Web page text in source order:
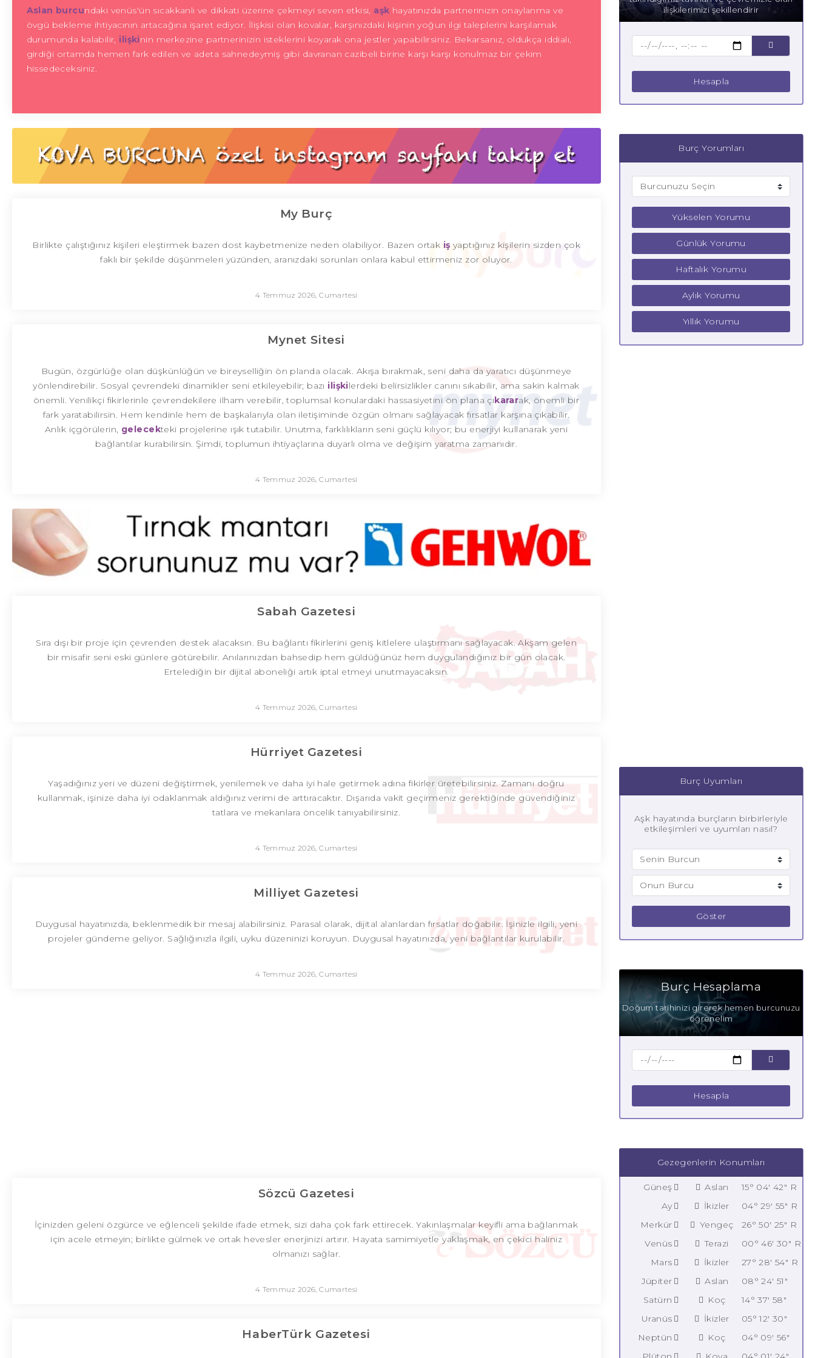
Aslan burcundaki venüs'ün sıcakkanlı ve dikkati üzerine çekmeyi seven etkisi, aşk hayatınızda partnerinizin onaylanma ve
övgü bekleme ihtiyacının artacağına işaret ediyor. İlişkisi olan kovalar, karşınızdaki kişinin yoğun ilgi taleplerini karşılamak
durumunda kalabilir, ilişkinin merkezine partnerinizin isteklerini koyarak ona jestler yapabilirsiniz. Bekarsanız, oldukça iddialı,
girdiği ortamda hemen fark edilen ve adeta sahnedeymiş gibi davranan cazibeli birine karşı karşı konulmaz bir çekim
hissedeceksiniz.
My Burç
Birlikte çalıştığınız kişileri eleştirmek bazen dost kaybetmenize neden olabiliyor. Bazen ortak iş yaptığınız kişilerin sizden çok
faklı bir şekilde düşünmeleri yüzünden, aranızdaki sorunları onlara kabul ettirmeniz zor oluyor.
4 Temmuz 2026, Cumartesi
Mynet Sitesi
Bugün, özgürlüğe olan düşkünlüğün ve bireyselliğin ön planda olacak. Akışa bırakmak, seni daha da yaratıcı düşünmeye
yönlendirebilir. Sosyal çevrendeki dinamikler seni etkileyebilir; bazı ilişkilerdeki belirsizlikler canını sıkabilir, ama sakin kalmak
önemli. Yenilikçi fikirlerinle çevrendekilere ilham verebilir, toplumsal konulardaki hassasiyetini ön plana çıkararak, önemli bir
fark yaratabilirsin. Hem kendinle hem de başkalarıyla olan iletişiminde özgün olmanı sağlayacak fırsatlar karşına çıkabilir.
Anlık içgörülerin, gelecekteki projelerine ışık tutabilir. Unutma, farklılıkların seni güçlü kılıyor; bu enerjiyi kullanarak yeni
bağlantılar kurabilirsin. Şimdi, toplumun ihtiyaçlarına duyarlı olma ve değişim yaratma zamanıdır.
4 Temmuz 2026, Cumartesi
Sabah Gazetesi
Sıra dışı bir proje için çevrenden destek alacaksın. Bu bağlantı fikirlerini geniş kitlelere ulaştırmanı sağlayacak. Akşam gelen
bir misafir seni eski günlere götürebilir. Anılarınızdan bahsedip hem güldüğünüz hem duygulandığınız bir gün olacak.
Ertelediğin bir dijital aboneliği artık iptal etmeyi unutmayacaksın.
4 Temmuz 2026, Cumartesi
Hürriyet Gazetesi
Yaşadığınız yeri ve düzeni değiştirmek, yenilemek ve daha iyi hale getirmek adına fikirler üretebilirsiniz. Zamanı doğru
kullanmak, işinize daha iyi odaklanmak aldığınız verimi de arttıracaktır. Dışarıda vakit geçirmeniz gerektiğinde güvendiğiniz
tatlara ve mekanlara öncelik tanıyabilirsiniz.
4 Temmuz 2026, Cumartesi
Milliyet Gazetesi
Duygusal hayatınızda, beklenmedik bir mesaj alabilirsiniz. Parasal olarak, dijital alanlardan fırsatlar doğabilir. İşinizle ilgili, yeni
projeler gündeme geliyor. Sağlığınızla ilgili, uyku düzeninizi koruyun. Duygusal hayatınızda, yeni bağlantılar kurulabilir.
4 Temmuz 2026, Cumartesi
Sözcü Gazetesi
İçinizden geleni özgürce ve eğlenceli şekilde ifade etmek, sizi daha çok fark ettirecek. Yakınlaşmalar keyifli ama bağlanmak
için acele etmeyin; birlikte gülmek ve ortak hevesler enerjinizi artırır. Hayata samimiyetle yaklaşmak, en çekici haliniz
olmanızı sağlar.
4 Temmuz 2026, Cumartesi
HaberTürk Gazetesi
ilişkilerimizi şekillendirir
Hesapla
Burç Yorumları
Yükselen Yorumu
Günlük Yorumu
Haftalık Yorumu
Aylık Yorumu
Yıllık Yorumu
Burç Uyumları
Aşk hayatında burçların birbirleriyle
etkileşimleri ve uyumları nasıl?
Göster
Burç Hesaplama
Doğum tarihinizi girerek hemen burcunuzu
öğrenelim
Hesapla
Gezegenlerin Konumları
Güneş Aslan
15° 04' 42" R
Ay
İkizler
04° 29' 55" R
Merkür
Yengeç
26° 50' 25" R
Venüs
Terazi
00° 46' 30" R
Mars
İkizler
27° 28' 54" R
Jüpiter
Aslan
08° 24' 51"
Satürn
Koç
14° 37' 58"
Uranüs
İkizler
05° 12' 30"
Neptün
Koç
04° 09' 56"